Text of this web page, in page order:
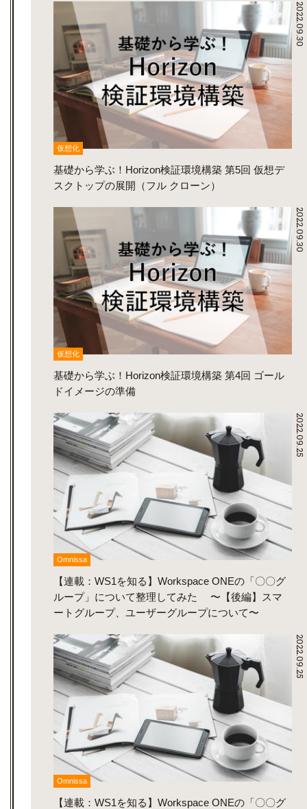
2022.09.30
仮想化
基礎から学ぶ！Horizon検証環境構築 第5回 仮想デ
スクトップの展開（フル クローン）
2022.09.30
仮想化
基礎から学ぶ！Horizon検証環境構築 第4回 ゴール
ドイメージの準備
2022.09.25
Omnissa
【連載：WS1を知る】Workspace ONEの「〇〇グ
ループ」について整理してみた 〜【後編】スマ
ートグループ、ユーザーグループについて〜
2022.09.25
Omnissa
【連載：WS1を知る】Workspace ONEの「〇〇グ